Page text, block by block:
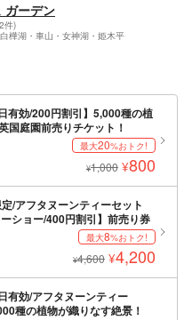
ガーデン
件)
樺湖・車山・女神湖・姫木平
有効/200円割引】5,000種の植
国庭園前売りチケット！
最大20%おトク!
¥1,000 ¥800
/アフタヌーンティーセット
ショー/400円割引】前売り券
最大8%おトク!
¥4,600 ¥4,200
有効/アフタヌーンティー
種の植物が織りなす絶景！